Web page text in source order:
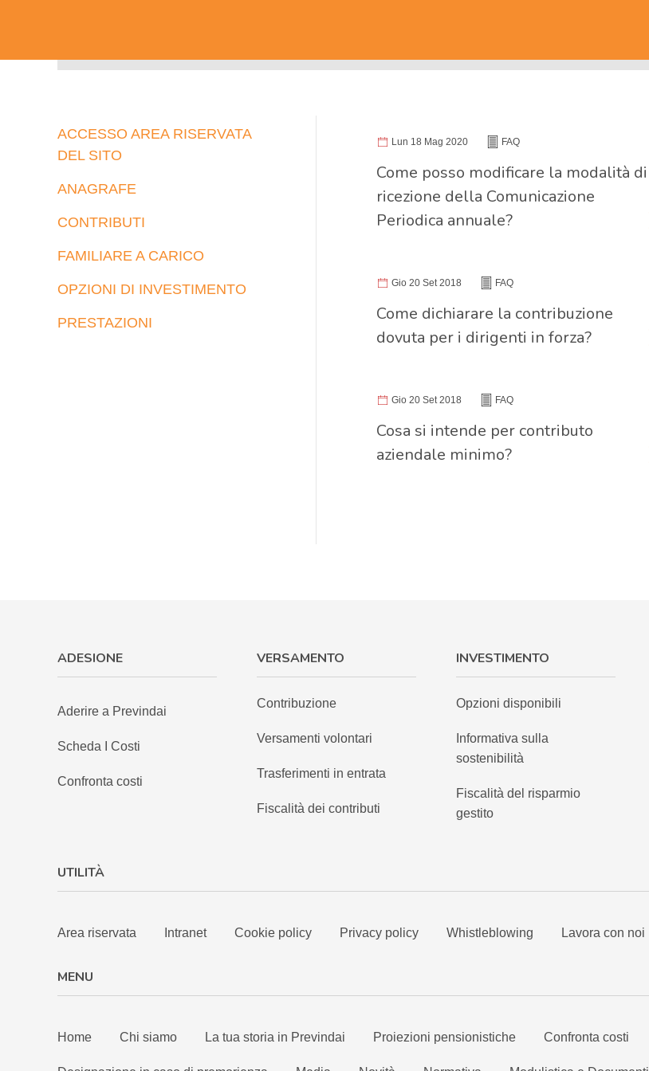
ACCESSO AREA RISERVATA
DEL SITO
ANAGRAFE
CONTRIBUTI
FAMILIARE A CARICO
OPZIONI DI INVESTIMENTO
PRESTAZIONI
Lun 18 Mag 2020 FAQ
Come posso modificare la modalità di
ricezione della Comunicazione
Periodica annuale?
Gio 20 Set 2018 FAQ
Come dichiarare la contribuzione
dovuta per i dirigenti in forza?
Gio 20 Set 2018 FAQ
Cosa si intende per contributo
aziendale minimo?
ADESIONE
Aderire a Previndai
Scheda I Costi
Confronta costi
VERSAMENTO
Contribuzione
Versamenti volontari
Trasferimenti in entrata
Fiscalità dei contributi
INVESTIMENTO
Opzioni disponibili
Informativa sulla
sostenibilità
Fiscalità del risparmio
gestito
UTILITÀ
Area riservata Intranet Cookie policy Privacy policy Whistleblowing Lavora con noi
MENU
Home Chi siamo La tua storia in Previndai Proiezioni pensionistiche Confronta costi